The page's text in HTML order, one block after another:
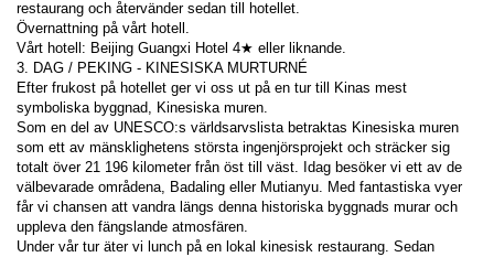
restaurang och återvänder sedan till hotellet.
Övernattning på vårt hotell.
Vårt hotell: Beijing Guangxi Hotel 4★ eller liknande.
3. DAG / PEKING - KINESISKA MURTURNÉ
Efter frukost på hotellet ger vi oss ut på en tur till Kinas mest
symboliska byggnad, Kinesiska muren.
Som en del av UNESCO:s världsarvslista betraktas Kinesiska muren
som ett av mänsklighetens största ingenjörsprojekt och sträcker sig
totalt över 21 196 kilometer från öst till väst. Idag besöker vi ett av de
välbevarade områdena, Badaling eller Mutianyu. Med fantastiska vyer
får vi chansen att vandra längs denna historiska byggnads murar och
uppleva den fängslande atmosfären.
Under vår tur äter vi lunch på en lokal kinesisk restaurang. Sedan